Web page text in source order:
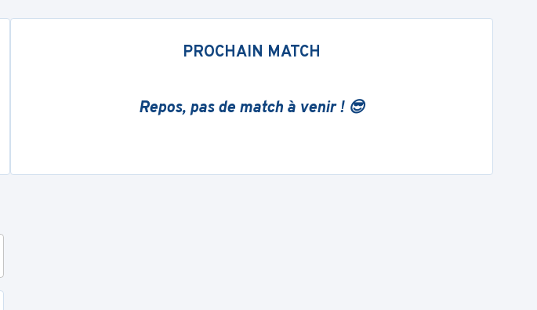
PROCHAIN MATCH
Repos, pas de match à venir ! 😎